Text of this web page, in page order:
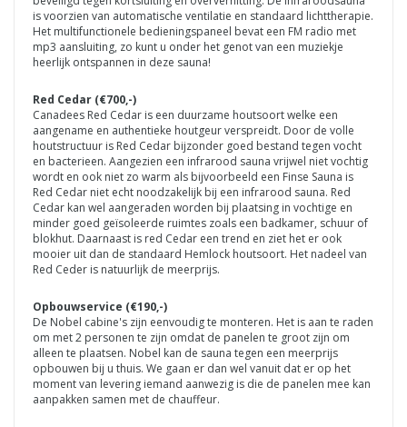
is voorzien van automatische ventilatie en standaard lichttherapie.
Het multifunctionele bedieningspaneel bevat een FM radio met
mp3 aansluiting, zo kunt u onder het genot van een muziekje
heerlijk ontspannen in deze sauna!
Red Cedar (€700,-)
Canadees Red Cedar is een duurzame houtsoort welke een
aangename en authentieke houtgeur verspreidt. Door de volle
houtstructuur is Red Cedar bijzonder goed bestand tegen vocht
en bacterieen. Aangezien een infrarood sauna vrijwel niet vochtig
wordt en ook niet zo warm als bijvoorbeeld een Finse Sauna is
Red Cedar niet echt noodzakelijk bij een infrarood sauna. Red
Cedar kan wel aangeraden worden bij plaatsing in vochtige en
minder goed geïsoleerde ruimtes zoals een badkamer, schuur of
blokhut. Daarnaast is red Cedar een trend en ziet het er ook
mooier uit dan de standaard Hemlock houtsoort. Het nadeel van
Red Ceder is natuurlijk de meerprijs.
Opbouwservice (€190,-)
De Nobel cabine's zijn eenvoudig te monteren. Het is aan te raden
om met 2 personen te zijn omdat de panelen te groot zijn om
alleen te plaatsen. Nobel kan de sauna tegen een meerprijs
opbouwen bij u thuis. We gaan er dan wel vanuit dat er op het
moment van levering iemand aanwezig is die de panelen mee kan
aanpakken samen met de chauffeur.